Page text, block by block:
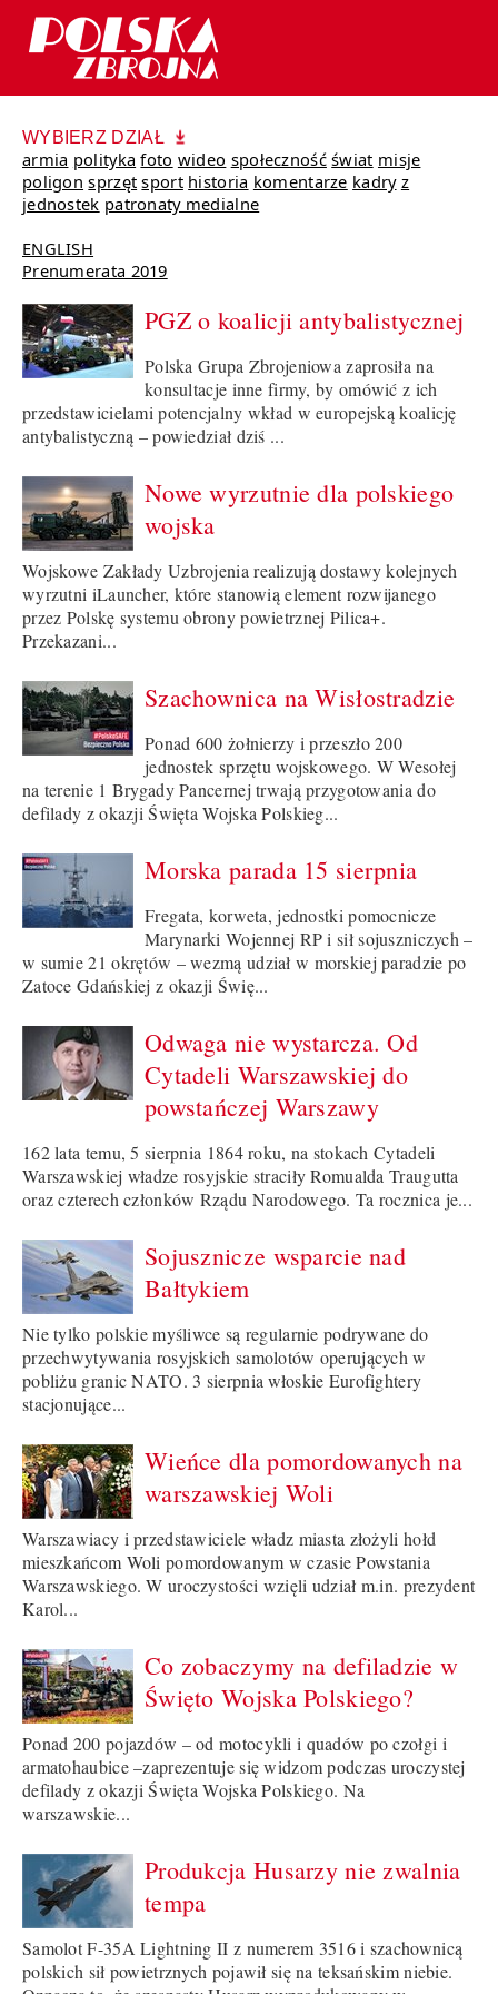
WYBIERZ DZIAŁ
armia polityka foto wideo społeczność świat misje
poligon sprzęt sport historia komentarze kadry z
jednostek patronaty medialne
ENGLISH
Prenumerata 2019
PGZ o koalicji antybalistycznej
Polska Grupa Zbrojeniowa zaprosiła na
konsultacje inne firmy, by omówić z ich
przedstawicielami potencjalny wkład w europejską koalicję
antybalistyczną – powiedział dziś ...
Nowe wyrzutnie dla polskiego
wojska
Wojskowe Zakłady Uzbrojenia realizują dostawy kolejnych
wyrzutni iLauncher, które stanowią element rozwijanego
przez Polskę systemu obrony powietrznej Pilica+.
Przekazani...
Szachownica na Wisłostradzie
Ponad 600 żołnierzy i przeszło 200
jednostek sprzętu wojskowego. W Wesołej
na terenie 1 Brygady Pancernej trwają przygotowania do
defilady z okazji Święta Wojska Polskieg...
Morska parada 15 sierpnia
Fregata, korweta, jednostki pomocnicze
Marynarki Wojennej RP i sił sojuszniczych –
w sumie 21 okrętów – wezmą udział w morskiej paradzie po
Zatoce Gdańskiej z okazji Świę...
Odwaga nie wystarcza. Od
Cytadeli Warszawskiej do
powstańczej Warszawy
162 lata temu, 5 sierpnia 1864 roku, na stokach Cytadeli
Warszawskiej władze rosyjskie straciły Romualda Traugutta
oraz czterech członków Rządu Narodowego. Ta rocznica je...
Sojusznicze wsparcie nad
Bałtykiem
Nie tylko polskie myśliwce są regularnie podrywane do
przechwytywania rosyjskich samolotów operujących w
pobliżu granic NATO. 3 sierpnia włoskie Eurofightery
stacjonujące...
Wieńce dla pomordowanych na
warszawskiej Woli
Warszawiacy i przedstawiciele władz miasta złożyli hołd
mieszkańcom Woli pomordowanym w czasie Powstania
Warszawskiego. W uroczystości wzięli udział m.in. prezydent
Karol...
Co zobaczymy na defiladzie w
Święto Wojska Polskiego?
Ponad 200 pojazdów – od motocykli i quadów po czołgi i
armatohaubice –zaprezentuje się widzom podczas uroczystej
defilady z okazji Święta Wojska Polskiego. Na
warszawskie...
Produkcja Husarzy nie zwalnia
tempa
Samolot F-35A Lightning II z numerem 3516 i szachownicą
polskich sił powietrznych pojawił się na teksańskim niebie.